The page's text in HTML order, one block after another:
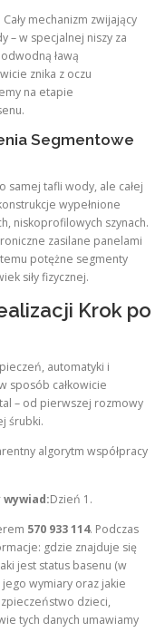
mechanizm zwijający
– w specjalnej niszy za
ławą
znika z oczu
na etapie
Segmentowe
samej tafli wody, ale całej
wypełnione
niskoprofilowych szynach.
zasilane panelami
potężne segmenty
siły fizycznej.
Krok po
automatyki i
sposób całkowicie
– od pierwszej rozmowy
śrubki.
algorytm współpracy
Dzień 1.
570 933 114. Podczas
gdzie znajduje się
jest status basenu (w
wymiary oraz jakie
dzieci,
tych danych umawiamy